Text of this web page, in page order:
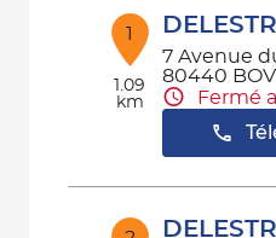
1
1.09
km
7 Avenue
80440
Fermé